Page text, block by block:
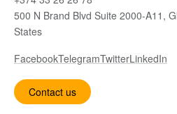
500 N Brand Blvd Suite 2000-A11,
States
FacebookTelegramTwitterLinkedIn
Contact us